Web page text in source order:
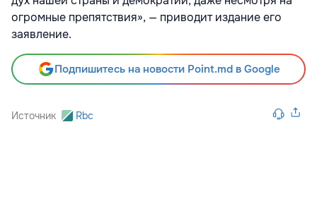
огромные препятствия», — приводит издание его
заявление.
Подпишитесь на новости Point.md в Google
Источник Rbc